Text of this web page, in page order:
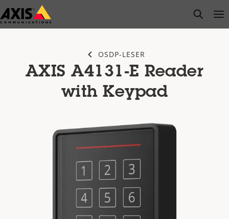
Zum
Hauptinhalt
open
OSDP-LESER
AXIS A4131-E Reader
with Keypad